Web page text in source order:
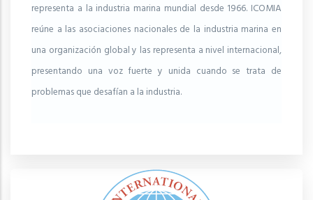
representa a la industria marina mundial desde 1966. ICOMIA
reúne a las asociaciones nacionales de la industria marina en
una organización global y las representa a nivel internacional,
presentando una voz fuerte y unida cuando se trata de
problemas que desafían a la industria.